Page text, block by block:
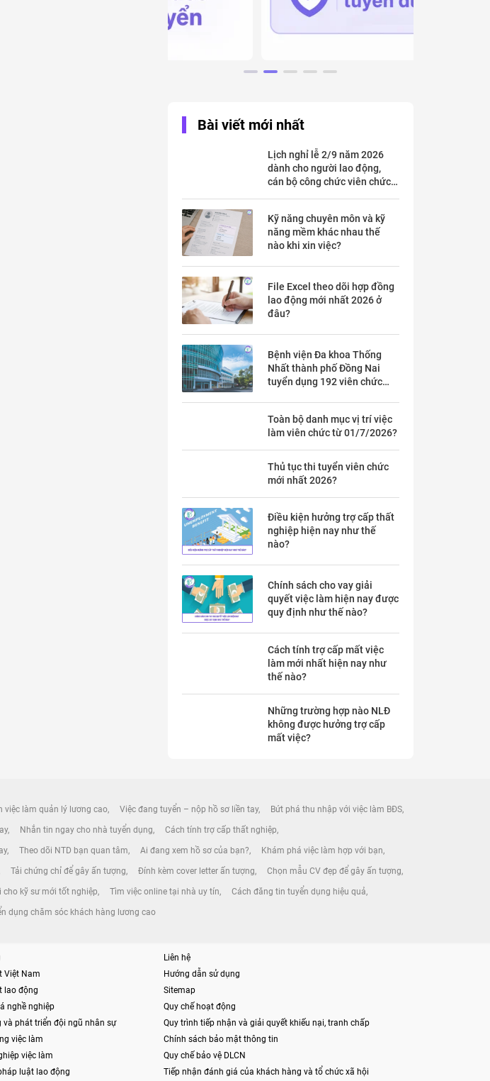
Bài viết mới nhất
Lịch nghỉ lễ 2/9 năm 2026
dành cho người lao động,
cán bộ công chức viên chức
Kỹ năng chuyên môn và kỹ
năng mềm khác nhau thế
nào khi xin việc?
File Excel theo dõi hợp đồng
lao động mới nhất 2026 ở
đâu?
Bệnh viện Đa khoa Thống
Nhất thành phố Đồng Nai
tuyển dụng 192 viên chức
Toàn bộ danh mục vị trí việc
làm viên chức từ 01/7/2026?
Thủ tục thi tuyển viên chức
mới nhất 2026?
Điều kiện hưởng trợ cấp thất
nghiệp hiện nay như thế
nào?
Chính sách cho vay giải
quyết việc làm hiện nay được
quy định như thế nào?
Cách tính trợ cấp mất việc
làm mới nhất hiện nay như
thế nào?
Những trường hợp nào NLĐ
không được hưởng trợ cấp
mất việc?
việc làm quản lý lương cao Việc đang tuyển – nộp hồ sơ liền tay Bứt phá thu nhập với việc làm BĐS
Nhắn tin ngay cho nhà tuyển dụng Cách tính trợ cấp thất nghiệp
Theo dõi NTD bạn quan tâm Ai đang xem hồ sơ của bạn? Khám phá việc làm hợp với bạn
Tải chứng chỉ để gây ấn tượng Đính kèm cover letter ấn tượng Chọn mẫu CV đẹp để gây ấn tượng
cho kỹ sư mới tốt nghiệp Tìm việc online tại nhà uy tín Cách đăng tin tuyển dụng hiệu quả
dụng chăm sóc khách hàng lương cao
Việt Nam
lao động
nghề nghiệp
và phát triển đội ngũ nhân sự
việc làm
việc làm
luật lao động
Liên hệ
Hướng dẫn sử dụng
Sitemap
Quy chế hoạt động
Quy trình tiếp nhận và giải quyết khiếu nại, tranh chấp
Chính sách bảo mật thông tin
Quy chế bảo vệ DLCN
Tiếp nhận đánh giá của khách hàng và tổ chức xã hội